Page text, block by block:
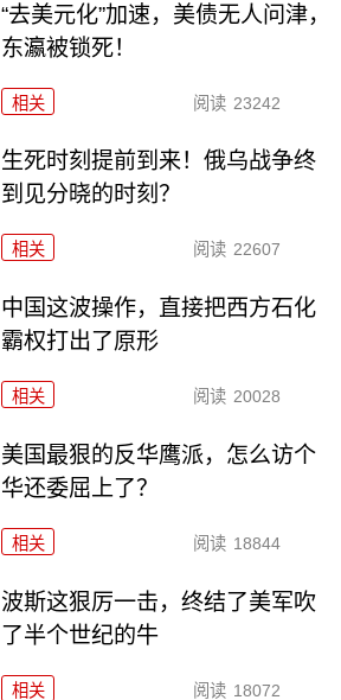
“去美元化”加速，美债无人问津，
东瀛被锁死！
相关 阅读 23242
生死时刻提前到来！俄乌战争终
到见分晓的时刻？
相关 阅读 22607
中国这波操作，直接把西方石化
霸权打出了原形
相关 阅读 20028
美国最狠的反华鹰派，怎么访个
华还委屈上了？
相关 阅读 18844
波斯这狠厉一击，终结了美军吹
了半个世纪的牛
相关 阅读 18072